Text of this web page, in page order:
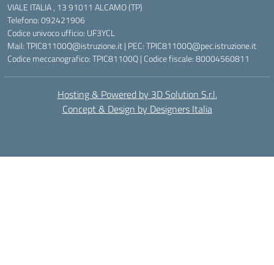
VIALE ITALIA , 13 91011 ALCAMO (TP)
Telefono: 092421906
Codice univoco ufficio: UF3YCL
Mail: TPIC81100Q@istruzione.it | PEC: TPIC81100Q@pec.istruzione.it
Codice meccanografico: TPIC81100Q | Codice fiscale: 80004560811
Hosting & Powered by 3D Solution S.r.l.
Concept & Design by Designers Italia